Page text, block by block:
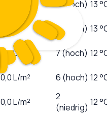
7 (hoch) 13
L/m² 7 (hoch) 13
0,0L/m² 7 (hoch) 12
0,0L/m² 6 (hoch) 12
0,0L/m²
2
(niedrig) 12